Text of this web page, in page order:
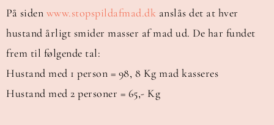
På siden www.stopspildafmad.dk anslås det at hver
hustand årligt smider masser af mad ud. De har fundet
frem til følgende tal:
Hustand med 1 person = 98, 8 Kg mad kasseres
Hustand med 2 personer = 65,- Kg